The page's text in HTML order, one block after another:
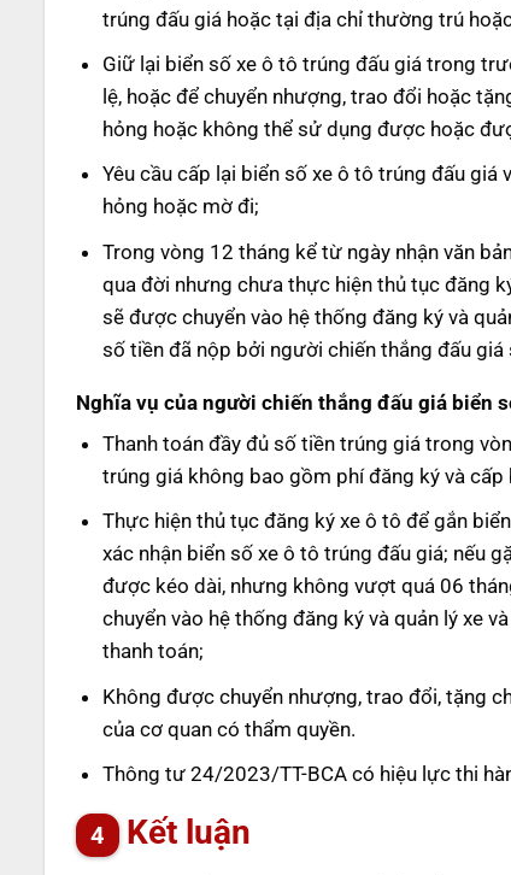
trúng đấu giá hoặc tại địa chỉ thường trú
Giữ lại biển số xe ô tô trúng đấu giá trong
lệ, hoặc để chuyển nhượng, trao đổi hoặc
hỏng hoặc không thể sử dụng được hoặc
Yêu cầu cấp lại biển số xe ô tô trúng đấu giá
hỏng hoặc mờ đi;
Trong vòng 12 tháng kể từ ngày nhận văn
qua đời nhưng chưa thực hiện thủ tục đăng
sẽ được chuyển vào hệ thống đăng ký và
số tiền đã nộp bởi người chiến thắng đấu
Nghĩa vụ của người chiến thắng đấu giá biển
Thanh toán đầy đủ số tiền trúng giá trong
trúng giá không bao gồm phí đăng ký và cấp
Thực hiện thủ tục đăng ký xe ô tô để gắn
xác nhận biển số xe ô tô trúng đấu giá; nếu
được kéo dài, nhưng không vượt quá 06
chuyển vào hệ thống đăng ký và quản lý xe
thanh toán;
Không được chuyển nhượng, trao đổi, tặng
của cơ quan có thẩm quyền.
Thông tư 24/2023/TT-BCA có hiệu lực thi
Kết luận